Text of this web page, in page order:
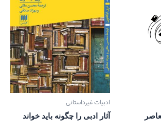
ادبیات غیرداستانی
آثار ادبی را چگونه باید خواند